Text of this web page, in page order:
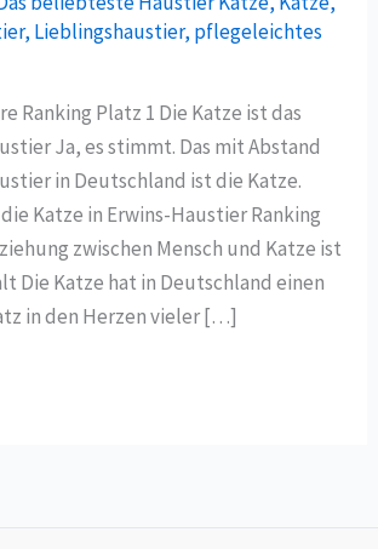
, Lieblingshaustier, pflegeleichtes
Ranking Platz 1 Die Katze ist das
Ja, es stimmt. Das mit Abstand
in Deutschland ist die Katze.
Katze in Erwins-Haustier Ranking
zwischen Mensch und Katze ist
Die Katze hat in Deutschland einen
in den Herzen vieler […]